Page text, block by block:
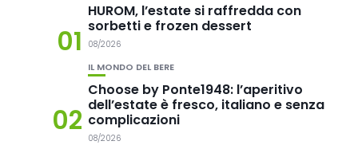
01
HUROM, l’estate si raffredda con
sorbetti e frozen dessert
08/2026
02
IL MONDO DEL BERE
Choose by Ponte1948: l’aperitivo
dell’estate è fresco, italiano e senza
complicazioni
08/2026